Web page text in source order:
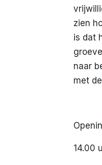
zien
is dat
naar
met
14.00